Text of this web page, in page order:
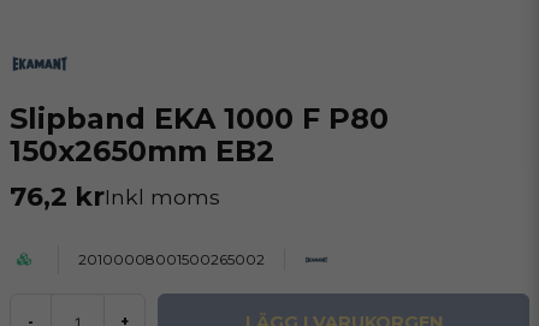
Slipband EKA 1000 F P80
150x2650mm EB2
76,2 krInkl moms
20100008001500265002
- +